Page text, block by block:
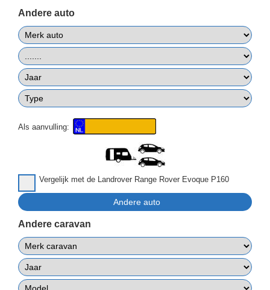
Andere auto
Als aanvulling:
Vergelijk met de Landrover Range Rover Evoque P160
Andere caravan